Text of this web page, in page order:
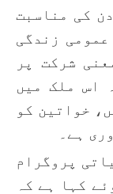
کی مناسبت
زندگی
شرکت پر
اس ملک میں
خواتین کو
ہے۔
پروگرام
کہا ہے کہ